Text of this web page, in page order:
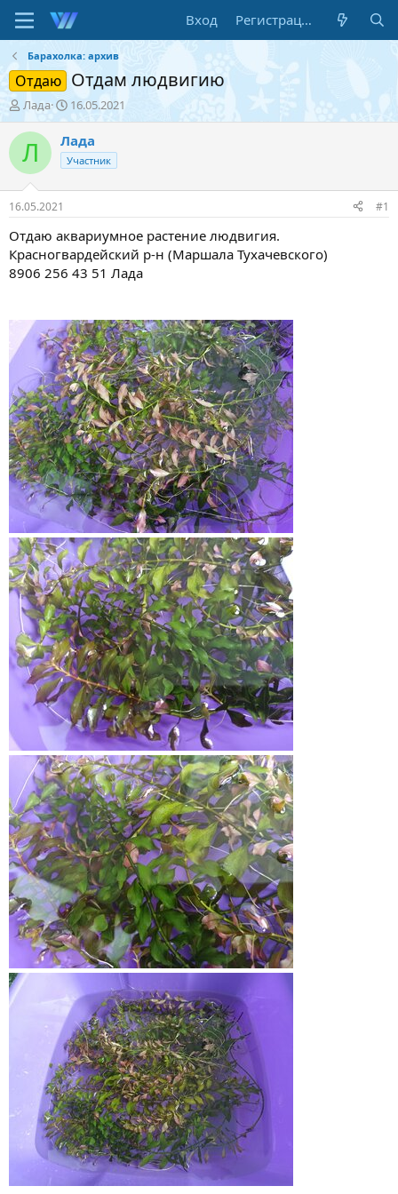
Вход Регистрация
Барахолка: архив
Отдаю Отдам людвигию
А
в
т
о
т
е
м
ы
Лада
Д
а
т
а
н
а
л
16.05.2021
Л Лада
Участник
16.05.2021 #1
Отдаю аквариумное растение людвигия.
Красногвардейский р-н (Маршала Тухачевского)
8906 256 43 51 Лада